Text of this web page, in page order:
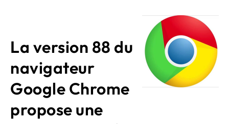
La version 88 du
navigateur
Google Chrome
propose une